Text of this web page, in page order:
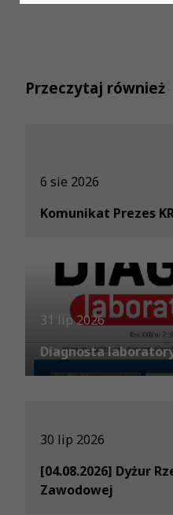
Przeczytaj również
6 sie 2026
Komunikat Prezes
31 lip 2026
Diagnosta
30 lip 2026
[04.08.2026] Dyżur
Zawodowej